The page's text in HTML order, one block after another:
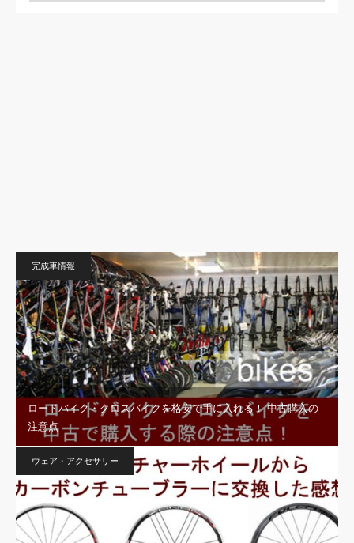
完成車情報
ロードバイク・クロスバイクを格安で手に入れる！ 中古購入の
注意点
ウェア・アクセサリー